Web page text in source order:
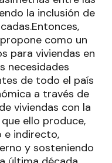
la inclusión de
como un
para viviendas en
necesidades
de todo el país
a través de
viviendas con la
ello produce,
e indirecto,
y sosteniendo